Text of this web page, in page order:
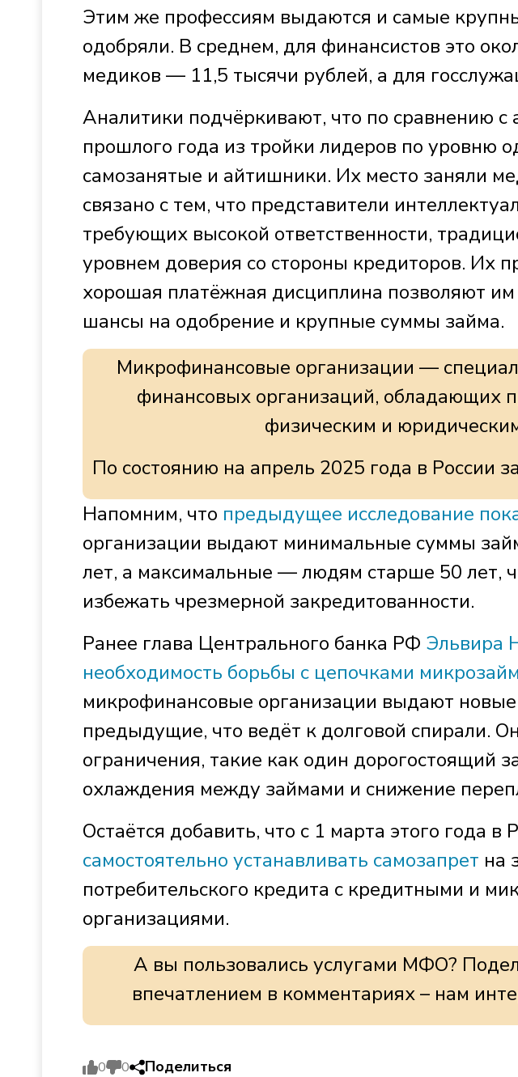
Этим же профессиям выдаются и самые
одобряли. В среднем, для финансистов это
медиков — 11,5 тысячи рублей, а для
Аналитики подчёркивают, что по сравнению
прошлого года из тройки лидеров по уровню
самозанятые и айтишники. Их место заняли
связано с тем, что представители
требующих высокой ответственности,
уровнем доверия со стороны кредиторов. Их
хорошая платёжная дисциплина позволяют
шансы на одобрение и крупные суммы займа.
Микрофинансовые организации —
финансовых организаций, обладающих
физическим и
По состоянию на апрель 2025 года в России
Напомним, что предыдущее исследование
организации выдают минимальные суммы
лет, а максимальные — людям старше 50 лет,
избежать чрезмерной закредитованности.
Ранее глава Центрального банка РФ Эльвира
необходимость борьбы с цепочками
микрофинансовые организации выдают
предыдущие, что ведёт к долговой спирали.
ограничения, такие как один дорогостоящий
охлаждения между займами и снижение
Остаётся добавить, что с 1 марта этого года в
самостоятельно устанавливать самозапрет на
потребительского кредита с кредитными и
организациями.
А вы пользовались услугами МФО?
впечатлением в комментариях – нам
0 0 Поделиться